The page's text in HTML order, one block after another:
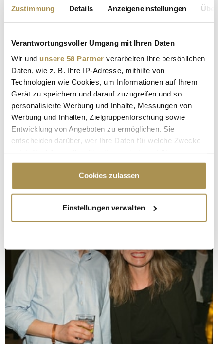
Zustimmung Details Anzeigeneinstellungen
Verantwortungsvoller Umgang mit Ihren Daten
Wir und unsere 58 Partner verarbeiten Ihre persönlichen
Daten, wie z. B. Ihre IP-Adresse, mithilfe von
Technologien wie Cookies, um Informationen auf Ihrem
Gerät zu speichern und darauf zuzugreifen und so
personalisierte Werbung und Inhalte, Messungen von
Werbung und Inhalten, Zielgruppenforschung sowie
Entwicklung von Angeboten zu ermöglichen. Sie
entscheiden darüber, wer Ihre Daten für welche Zwecke
Cookie-Erklärung oder durch Klicken auf das Privacy
Trigger Symbol ändern oder widerrufen
Informationen über Ihre geografische Lage
erfassen, welche bis auf einige Meter genau sein
bestimmten Merkmalen (Fingerprinting) identifizieren
Erfahren Sie mehr darüber, wie Ihre persönlichen Daten
verarbeitet werden, und legen Sie Ihre Präferenzen im
Abschnitt Einzelheiten
fest.
Wir verwenden Cookies, um Inhalte und Anzeigen zu
personalisieren, Funktionen für soziale Medien anbieten
Cookies zulassen
Einstellungen verwalten